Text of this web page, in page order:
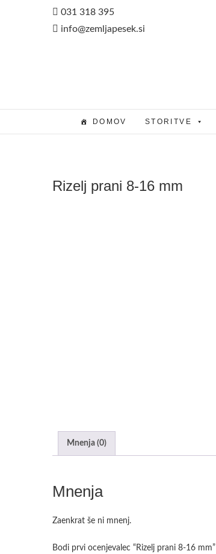
031 318 395
info@zemljapesek.si
DOMOV STORITVE
Rizelj prani 8-16 mm
Mnenja (0)
Mnenja
Zaenkrat še ni mnenj.
Bodi prvi ocenjevalec “Rizelj prani 8-16 mm”